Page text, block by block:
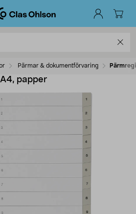
Pärmar & dokumentförvaring
A4, papper